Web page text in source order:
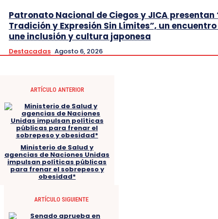
Patronato Nacional de Ciegos y JICA presentan
Tradición y Expresión Sin Límites”, un
une inclusión y cultura japonesa
Destacadas Agosto 6, 2026
ARTÍCULO ANTERIOR
Ministerio de Salud y
agencias de Naciones Unidas
impulsan políticas públicas
para frenar el sobrepeso y
obesidad*
ARTÍCULO SIGUIENTE